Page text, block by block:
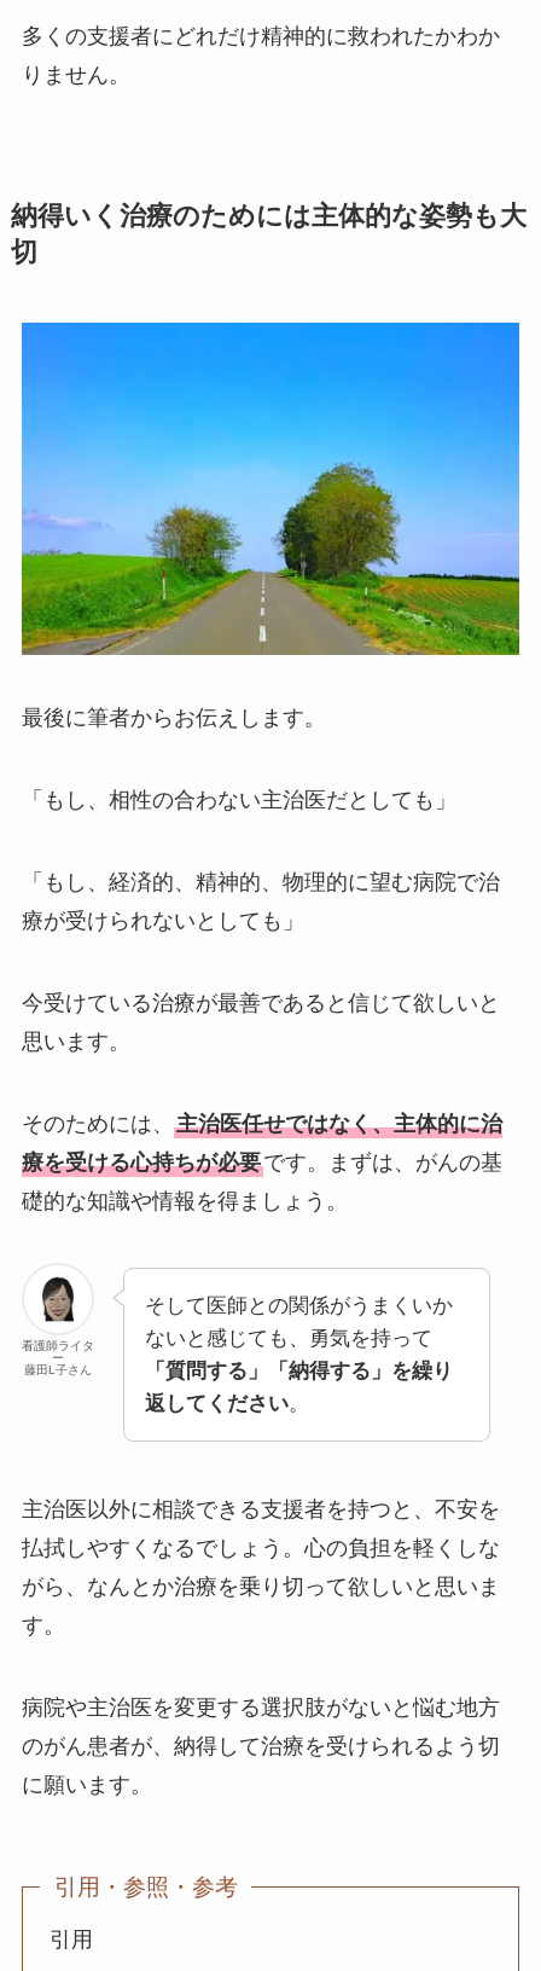
多くの支援者にどれだけ精神的に救われたかわか
りません。
納得いく治療のためには主体的な姿勢も大
切
最後に筆者からお伝えします。
「もし、相性の合わない主治医だとしても」
「もし、経済的、精神的、物理的に望む病院で治
療が受けられないとしても」
今受けている治療が最善であると信じて欲しいと
思います。
そのためには、 主治医任せではなく、主体的に治
療を受ける心持ちが必要です。まずは、がんの基
礎的な知識や情報を得ましょう。
看護師ライタ
ー
藤田L子さん
そして医師との関係がうまくいか
ないと感じても、勇気を持って
「質問する」「納得する」を繰り
返してください。
主治医以外に相談できる支援者を持つと、不安を
払拭しやすくなるでしょう。心の負担を軽くしな
がら、なんとか治療を乗り切って欲しいと思いま
す。
病院や主治医を変更する選択肢がないと悩む地方
のがん患者が、納得して治療を受けられるよう切
に願います。
引用・参照・参考
引用